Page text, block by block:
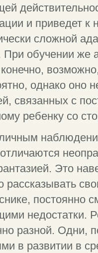
и приведет к
сложной
При обучении же
однако оно
связанных с
ребенку со
Это
рассказывать
постоянно
недостатки.
разной. Одни,
в развитии в